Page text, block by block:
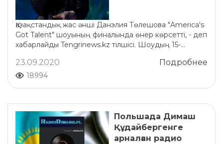
Қазақстандық жас әнші Данэлия Төлешова "America's
Got Talent" шоуының финалында өнер көрсетті, - деп
хабарлайды Tengrinews.kz тілшісі. Шоудың 15-...
Подробнее
23.09.2020
18994
Польшада Димаш
Құдайбергенге
арналған радио